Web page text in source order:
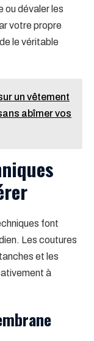
ou dévaler les
votre propre
le véritable
un vêtement
abîmer vos
font
Les coutures
et les
à